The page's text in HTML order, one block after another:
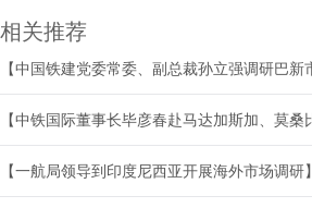
相关推荐
【一航局领导到印度尼西亚开展海外市场调研】